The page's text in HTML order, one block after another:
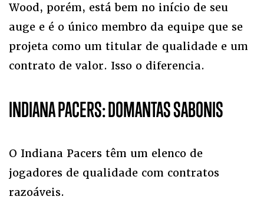
Wood, porém, está bem no início de seu
auge e é o único membro da equipe que se
projeta como um titular de qualidade e um
contrato de valor. Isso o diferencia.
INDIANA PACERS: DOMANTAS SABONIS
O Indiana Pacers têm um elenco de
jogadores de qualidade com contratos
razoáveis.